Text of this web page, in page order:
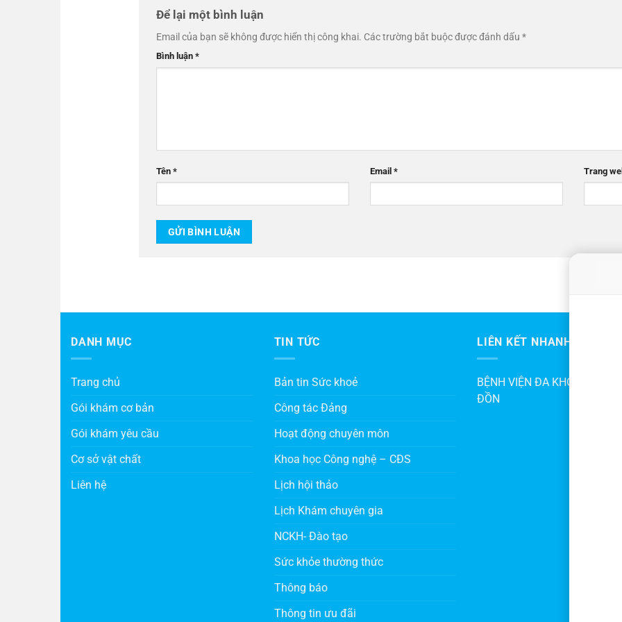
Để lại một bình luận
Email của bạn sẽ không được hiển thị công khai. Các trường bắt buộc được đánh dấu *
Bình luận *
Tên * Email * Trang
DANH MỤC
Trang chủ
Gói khám cơ bản
Gói khám yêu cầu
Cơ sở vật chất
Liên hệ
TIN TỨC
Bản tin Sức khoẻ
Công tác Đảng
Hoạt động chuyên môn
Khoa học Công nghệ – CĐS
Lịch hội thảo
Lịch Khám chuyên gia
NCKH- Đào tạo
Sức khỏe thường thức
Thông báo
Thông tin ưu đãi
LIÊN KẾT NHANH
BỆNH VIỆN ĐA KHOA KHU
ĐỒN